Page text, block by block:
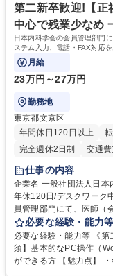
第二新卒歓迎!【正
中心で残業少なめ
日本内科学会の会員管理部門
ステム入力、電話・FAX対応
などにも幅広く携わっていただ
月給
23万円～27万円
勤務地
東京都文京区
年間休日120日以上
完全週休2日制
交通
仕事の内容
企業名 一般社団法人日本内科学会 求人名 第二新卒歓
年休120日/デスクワーク中心で残業少なめ
員管理部門にて、医師（
テム入力、電話・FAX対
営事務局業務などにも幅広く携わ
入力業務】 ・医師（会員
・年会費の徴収管理や入
必要な経験・能力等
必要な経験・能力等 《
須】基本的なPC操作（
ができる方 【魅力点】 ・年休120日以上に加え、9時～17時の「実働7時